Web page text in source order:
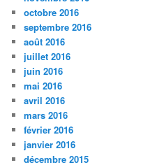
octobre 2016
septembre 2016
août 2016
juillet 2016
juin 2016
mai 2016
avril 2016
mars 2016
février 2016
janvier 2016
décembre 2015